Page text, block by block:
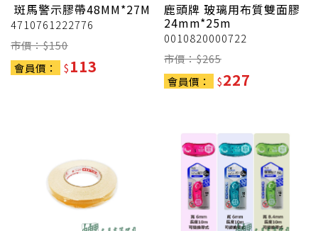
斑馬警示膠帶48MM*27M
4710761222776
市價：$150
會員價：
$113
鹿頭牌 玻璃用布質雙面膠
24mm*25m
0010820000722
市價：$265
會員價：
$227